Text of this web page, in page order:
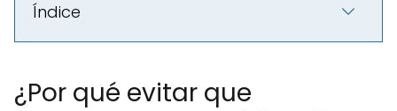
Índice
¿Por qué evitar que